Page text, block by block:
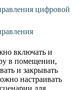
цифровой
включать и
в помещении,
и закрывать
настраивать
для